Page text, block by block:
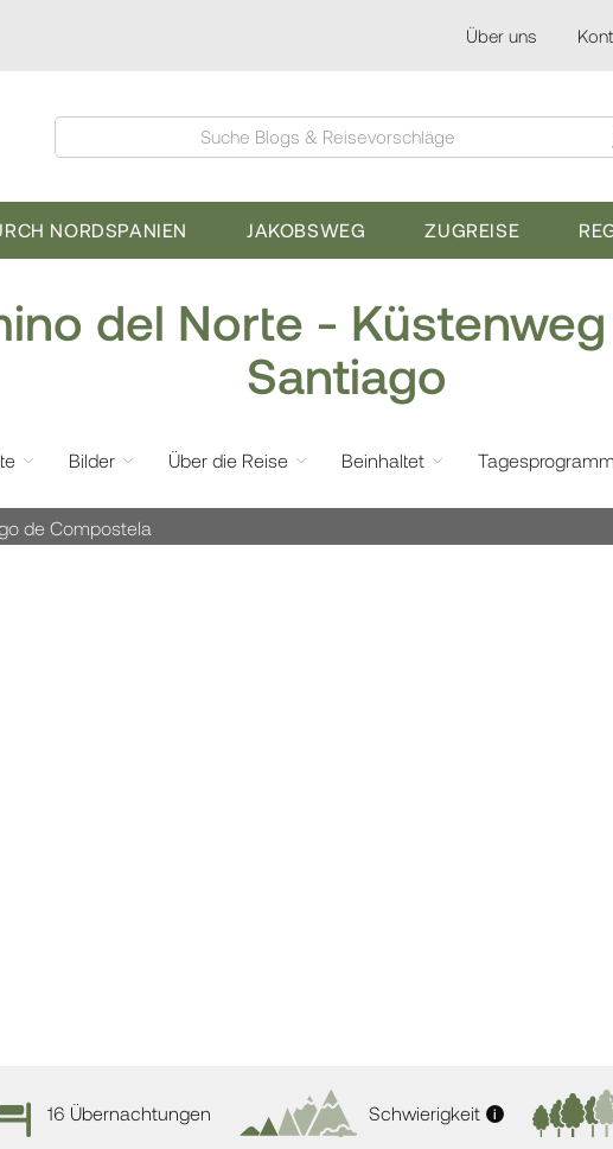
Über uns
Suche Blogs & Reisevorschläge
NORDSPANIEN JAKOBSWEG ZUGREISE
del Norte -
Santiago
Bilder Über die Reise Beinhaltet Tagesprogramm
de Compostela
16 Übernachtungen Schwierigkeit i